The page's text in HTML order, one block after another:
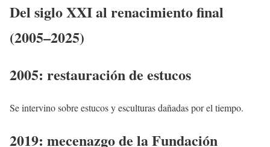
Del siglo XXI al renacimiento final
(2005–2025)
2005: restauración de estucos
Se intervino sobre estucos y esculturas dañadas por el tiempo.
2019: mecenazgo de la Fundación